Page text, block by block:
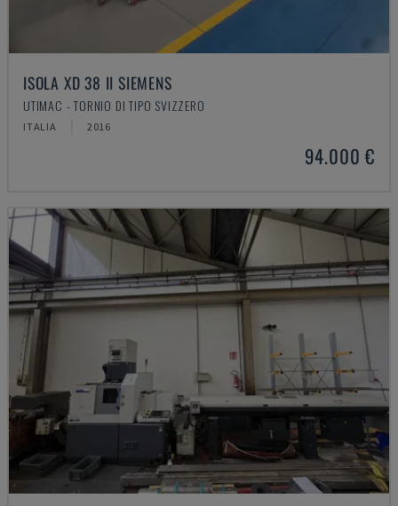
ISOLA XD 38 II SIEMENS
UTIMAC - TORNIO DI TIPO SVIZZERO
ITALIA 2016
94.000 €